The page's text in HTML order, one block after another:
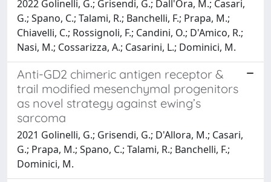
2022 Golinelli, G.; Grisendi, G.; Dall'Ora, M.; Casari,
G.; Spano, C.; Talami, R.; Banchelli, F.; Prapa, M.;
Chiavelli, C.; Rossignoli, F.; Candini, O.; D'Amico, R.;
Nasi, M.; Cossarizza, A.; Casarini, L.; Dominici, M.
Anti-GD2 chimeric antigen receptor &
trail modified mesenchymal progenitors
as novel strategy against ewing’s
sarcoma
2021 Golinelli, G.; Grisendi, G.; D'Allora, M.; Casari,
G.; Prapa, M.; Spano, C.; Talami, R.; Banchelli, F.;
Dominici, M.